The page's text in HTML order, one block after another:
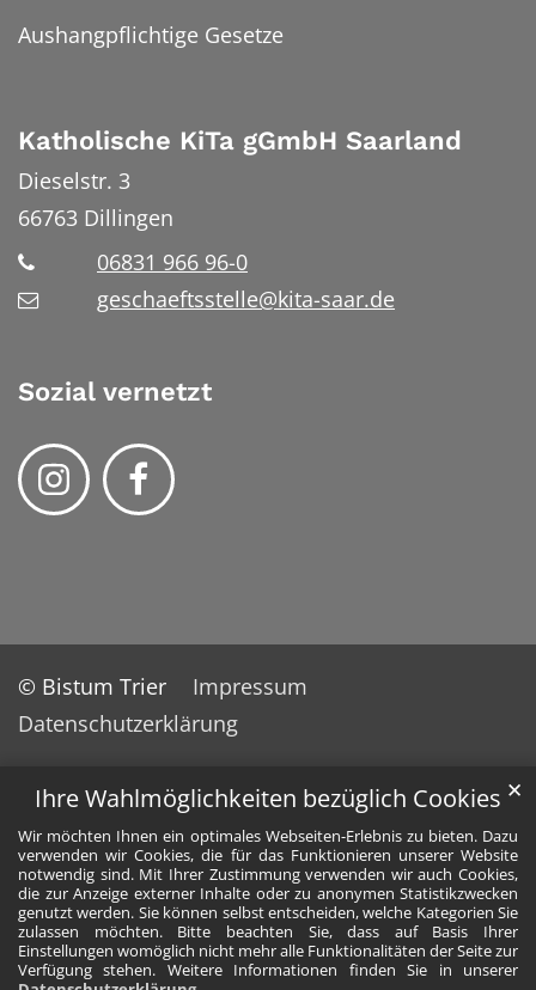
Ihre Wahlmöglichkeiten bezüglich Cookies
Wir möchten Ihnen ein optimales Webseiten-Erlebnis zu bieten. Dazu
verwenden wir Cookies, die für das Funktionieren unserer Website
notwendig sind. Mit Ihrer Zustimmung verwenden wir auch Cookies,
die zur Anzeige externer Inhalte oder zu anonymen Statistikzwecken
genutzt werden. Sie können selbst entscheiden, welche Kategorien Sie
zulassen möchten. Bitte beachten Sie, dass auf Basis Ihrer
Einstellungen womöglich nicht mehr alle Funktionalitäten der Seite zur
Verfügung stehen. Weitere Informationen finden Sie in unserer
✕
Aushangpflichtige Gesetze
Katholische KiTa gGmbH Saarland
Dieselstr. 3
66763 Dillingen
06831 966 96-0
geschaeftsstelle@kita-saar.de
Sozial vernetzt
© Bistum Trier
Impressum
Datenschutzerklärung